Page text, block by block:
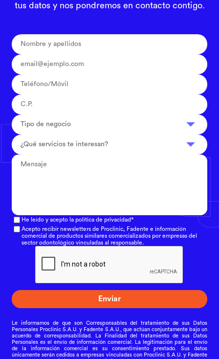
tus datos y nos pondremos en contacto contigo.
Tipo de negocio
¿Qué servicios te interesan?
He leído y acepto la política de privacidad*
Acepto recibir newsletters de Proclinic, Fadente e información
comercial de productos similares comercializados por empresas del
sector odontológico vinculadas al responsable.
Enviar
Le informamos de que son Corresponsables del tratamiento de sus Datos
Personales Proclinic S.A.U. y Fadente S.A.U., que actúan conjuntamente bajo un
acuerdo de corresponsabilidad. La Finalidad del tratamiento de sus Datos
Personales es el envío de información comercial. La legitimación para el envío
de la información comercial es su consentimiento prestado. Sus datos
únicamente serán cedidos a empresas vinculadas con Proclinic S.A.U. y Fadente